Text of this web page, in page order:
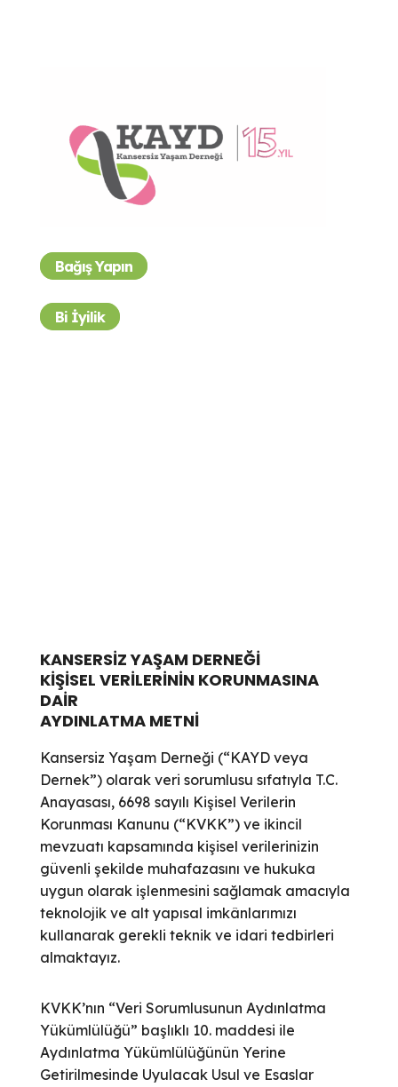
Bağış Yapın
Bi İyilik
KANSERSİZ YAŞAM DERNEĞİ
KİŞİSEL VERİLERİNİN KORUNMASINA
DAİR
AYDINLATMA METNİ
Kansersiz Yaşam Derneği (“KAYD veya
Dernek”) olarak veri sorumlusu sıfatıyla T.C.
Anayasası, 6698 sayılı Kişisel Verilerin
Korunması Kanunu (“KVKK”) ve ikincil
mevzuatı kapsamında kişisel verilerinizin
güvenli şekilde muhafazasını ve hukuka
uygun olarak işlenmesini sağlamak amacıyla
teknolojik ve alt yapısal imkânlarımızı
kullanarak gerekli teknik ve idari tedbirleri
almaktayız.
KVKK’nın “Veri Sorumlusunun Aydınlatma
Yükümlülüğü” başlıklı 10. maddesi ile
Aydınlatma Yükümlülüğünün Yerine
Getirilmesinde Uyulacak Usul ve Esaslar